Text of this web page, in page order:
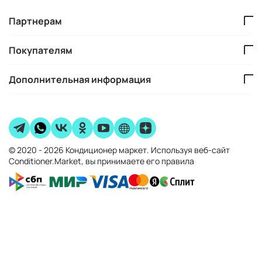
Партнерам
Покупателям
Дополнительная информация
© 2020 - 2026 Кондиционер маркет. Используя веб-сайт
Conditioner.Market, вы принимаете его правила